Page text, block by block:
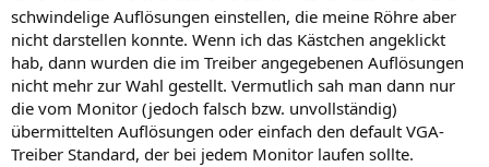
schwindelige Auflösungen einstellen, die meine Röhre aber
nicht darstellen konnte. Wenn ich das Kästchen angeklickt
hab, dann wurden die im Treiber angegebenen Auflösungen
nicht mehr zur Wahl gestellt. Vermutlich sah man dann nur
die vom Monitor (jedoch falsch bzw. unvollständig)
übermittelten Auflösungen oder einfach den default VGA-
Treiber Standard, der bei jedem Monitor laufen sollte.